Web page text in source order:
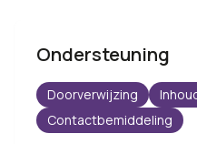
Ondersteuning
Doorverwijzing
Contactbemiddeling